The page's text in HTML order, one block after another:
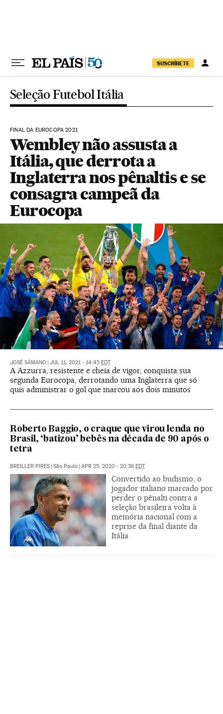
SUSCRÍBETE
Seleção Futebol Itália
FINAL DA EUROCOPA 2021
Wembley não assusta a
Itália, que derrota a
Inglaterra nos pênaltis e se
consagra campeã da
Eurocopa
JOSÉ SÁMANO JUL 11, 2021 - 14:45 EDT
A Azzurra, resistente e cheia de vigor, conquista sua
segunda Eurocopa, derrotando uma Inglaterra que só
quis administrar o gol que marcou aos dois minutos
Roberto Baggio, o craque que virou lenda no
Brasil, ‘batizou’ bebês na década de 90 após o
tetra
BREILLER PIRES São Paulo APR 25, 2020 - 20:38 EDT
Convertido ao budismo, o
jogador italiano marcado por
perder o pênalti contra a
seleção brasileira volta à
memória nacional com a
reprise da final diante da
Itália